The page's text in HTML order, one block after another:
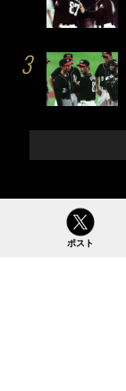
ポスト